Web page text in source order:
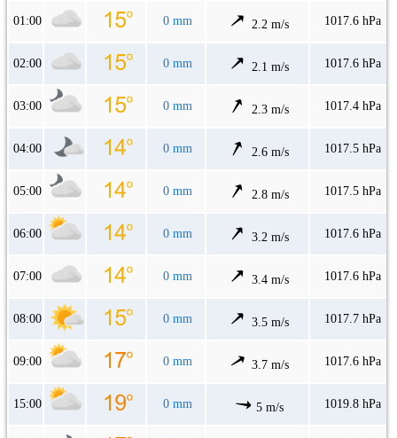
01:00 0 mm 2.2 m/s 1017.6 hPa
02:00 0 mm 2.1 m/s 1017.6 hPa
03:00 0 mm 2.3 m/s 1017.4 hPa
04:00 0 mm 2.6 m/s 1017.5 hPa
05:00 0 mm 2.8 m/s 1017.5 hPa
06:00 0 mm 3.2 m/s 1017.6 hPa
07:00 0 mm 3.4 m/s 1017.6 hPa
08:00 0 mm 3.5 m/s 1017.7 hPa
09:00 0 mm 3.7 m/s 1017.6 hPa
15:00 0 mm 5 m/s 1019.8 hPa